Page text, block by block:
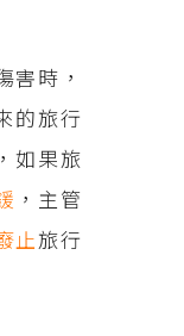
害時，
的旅行
，如果旅
，主管
止旅行